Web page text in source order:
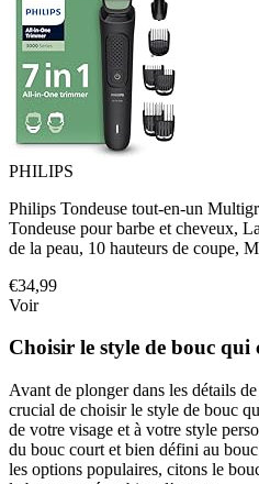
PHILIPS
Philips Tondeuse tout-en-un
Tondeuse pour barbe et cheveux,
de la peau, 10 hauteurs de coupe,
€34,99
Voir
Choisir le style de bouc qui
Avant de plonger dans les détails
crucial de choisir le style de bouc
de votre visage et à votre style
du bouc court et bien défini au
les options populaires, citons le